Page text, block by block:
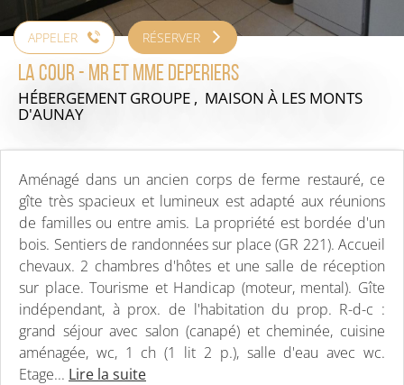
APPELER RÉSERVER
La Cour - Mr et Mme Deperiers
HÉBERGEMENT GROUPE , MAISON À LES MONTS
D'AUNAY
Aménagé dans un ancien corps de ferme restauré, ce
gîte très spacieux et lumineux est adapté aux réunions
de familles ou entre amis. La propriété est bordée d'un
bois. Sentiers de randonnées sur place (GR 221). Accueil
chevaux. 2 chambres d'hôtes et une salle de réception
sur place. Tourisme et Handicap (moteur, mental). Gîte
indépendant, à prox. de l'habitation du prop. R-d-c :
grand séjour avec salon (canapé) et cheminée, cuisine
aménagée, wc, 1 ch (1 lit 2 p.), salle d'eau avec wc.
Etage... Lire la suite